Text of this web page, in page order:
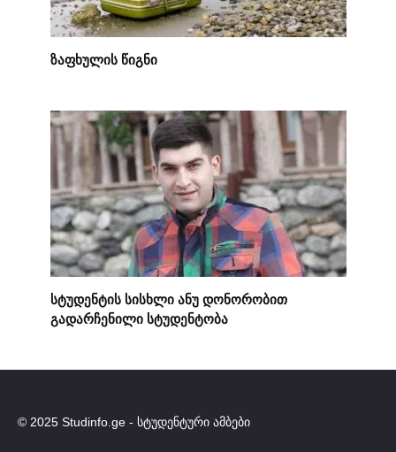
ზაფხულის წიგნი
სტუდენტის სისხლი ანუ დონორობით
გადარჩენილი სტუდენტობა
© 2025 Studinfo.ge - სტუდენტური ამბები